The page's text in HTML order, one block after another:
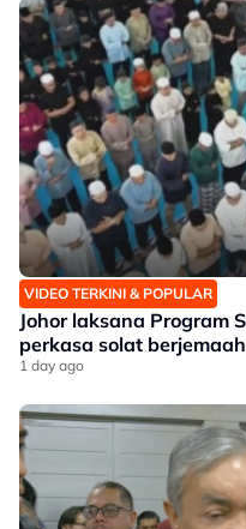
VIDEO TERKINI & POPULAR
Johor laksana Program
perkasa solat berjemaah
1 day ago